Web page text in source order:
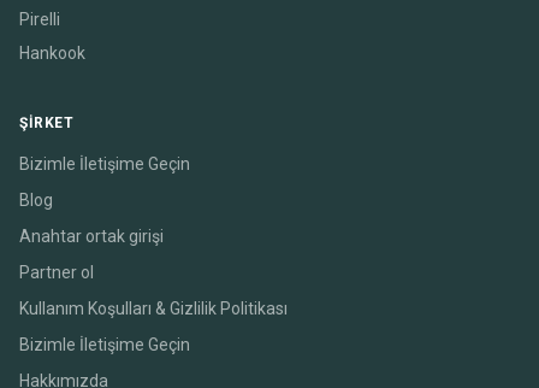
Pirelli
Hankook
ŞIRKET
Bizimle İletişime Geçin
Blog
Anahtar ortak girişi
Partner ol
Kullanım Koşulları & Gizlilik Politikası
Bizimle İletişime Geçin
Hakkımızda